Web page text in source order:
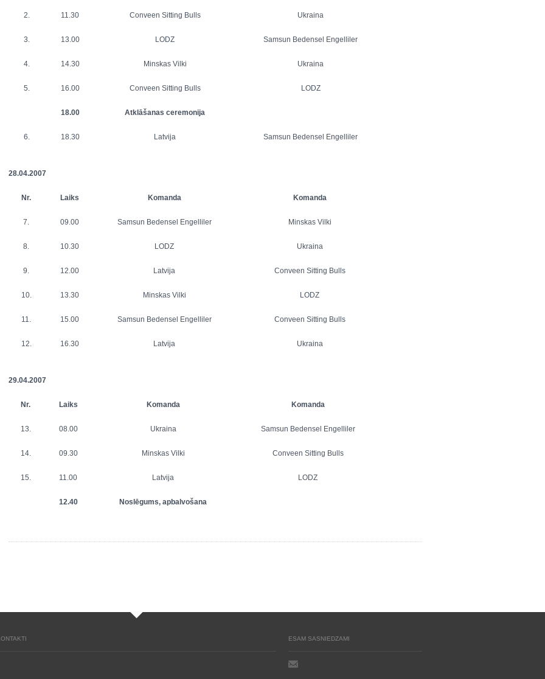
2. 11.30 Conveen Sitting Bulls Ukraina
3. 13.00 LODZ Samsun Bedensel Engelliler
4. 14.30 Minskas Vilki Ukraina
5. 16.00 Conveen Sitting Bulls LODZ
18.00 Atklāšanas ceremonija
6. 18.30 Latvija Samsun Bedensel Engelliler
28.04.2007
Nr. Laiks Komanda Komanda
7. 09.00 Samsun Bedensel Engelliler Minskas Vilki
8. 10.30 LODZ Ukraina
9. 12.00 Latvija Conveen Sitting Bulls
10. 13.30 Minskas Vilki LODZ
11. 15.00 Samsun Bedensel Engelliler Conveen Sitting Bulls
12. 16.30 Latvija Ukraina
29.04.2007
Nr. Laiks Komanda Komanda
13. 08.00 Ukraina Samsun Bedensel Engelliler
14. 09.30 Minskas Vilki Conveen Sitting Bulls
15. 11.00 Latvija LODZ
12.40 Noslēgums, apbalvošana
ESAM SASNIEDZAMI